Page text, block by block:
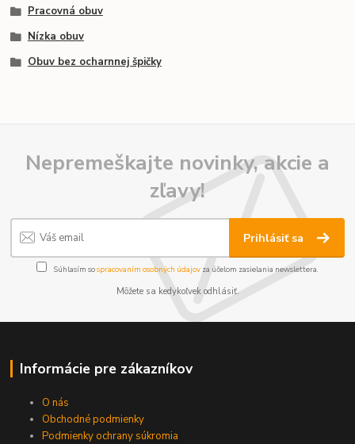
Pracovná obuv
Nízka obuv
Obuv bez ocharnnej špičky
Nepremeškajte novinky, akcie a
zľavy!
Prihlásiť sa
Súhlasím sospracovaním osobných údajov za účelom zasielania newslettera.
Môžete sa kedykoľvek odhlásiť.
Informácie pre zákazníkov
O nás
Obchodné podmienky
Podmienky ochrany súkromia